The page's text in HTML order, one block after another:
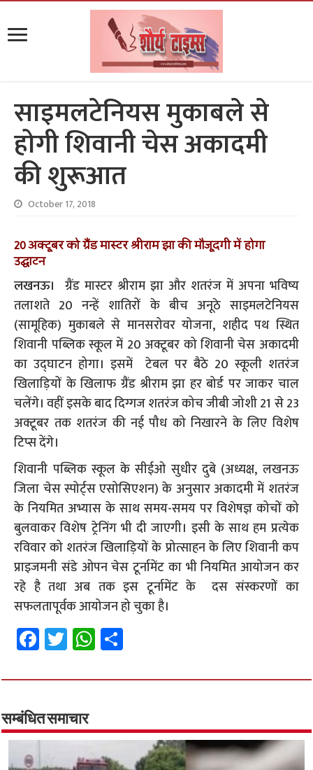
साइमलटेनियस मुकाबले से
होगी शिवानी चेस अकादमी
की शुरूआत
October 17, 2018
20 अक्टूबर को ग्रैंड मास्टर श्रीराम झा की मौजूदगी में होगा
उद्घाटन
लखनऊ।ग्रैंड मास्टर श्रीराम झा और शतरंज में अपना भविष्य
तलाशते 20 नन्हें शातिरों के बीच अनूठे साइमलटेनियस
(सामूहिक) मुकाबले से मानसरोवर योजना, शहीद पथ स्थित
शिवानी पब्लिक स्कूल में 20 अक्टूबर को शिवानी चेस अकादमी
का उद्घाटन होगा। इसमें टेबल पर बैठे 20 स्कूली शतरंज
खिलाड़ियों के खिलाफ ग्रैंड श्रीराम झा हर बोर्ड पर जाकर चाल
चलेंगे। वहीं इसके बाद दिग्गज शतरंज कोच जीबी जोशी 21 से 23
अक्टूबर तक शतरंज की नई पौध को निखारने के लिए विशेष
टिप्स देंगे।
शिवानी पब्लिक स्कूल के सीईओ सुधीर दुबे (अध्यक्ष, लखनऊ
जिला चेस स्पोर्ट्स एसोसिएशन) के अनुसार अकादमी में शतरंज
के नियमित अभ्यास के साथ समय-समय पर विशेषज्ञ कोचों को
बुलवाकर विशेष ट्रेनिंग भी दी जाएगी। इसी के साथ हम प्रत्येक
रविवार को शतरंज खिलाड़ियों के प्रोत्साहन के लिए शिवानी कप
प्राइजमनी संडे ओपन चेस टूर्नामेंट का भी नियमित आयोजन कर
रहे है तथा अब तक इस टूर्नामेंट के दस संस्करणों का
सफलतापूर्वक आयोजन हो चुका है।
Fa
ce
b
o
o
k
T
wi
tt
er
W
h
at
p
p
ar
सम्बंधित समाचार